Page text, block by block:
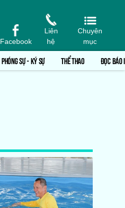
Facebook
Liên
hệ
Chuyên
mục
PHÓNG SỰ - KÝ SỰ THỂ THAO ĐỌC BÁO